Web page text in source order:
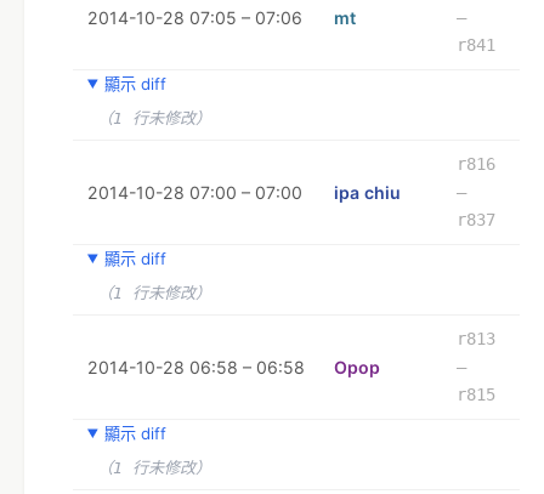
2014-10-28 07:05 – 07:06 mt
–
r841
顯示 diff
（1 行未修改）
2014-10-28 07:00 – 07:00 ipa chiu
r816
–
r837
顯示 diff
（1 行未修改）
2014-10-28 06:58 – 06:58 Opop
r813
–
r815
顯示 diff
（1 行未修改）